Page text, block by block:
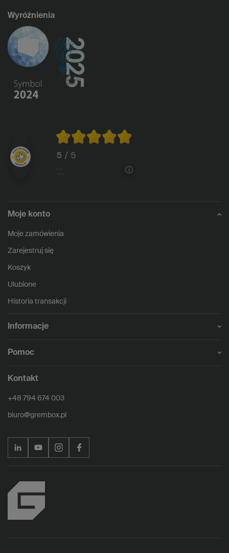
Wyróżnienia
5 / 5
Moje konto
Moje zamówienia
Zarejestruj się
Koszyk
Ulubione
Historia transakcji
Informacje
Pomoc
Kontakt
+48 794 674 003
biuro@grembox.pl